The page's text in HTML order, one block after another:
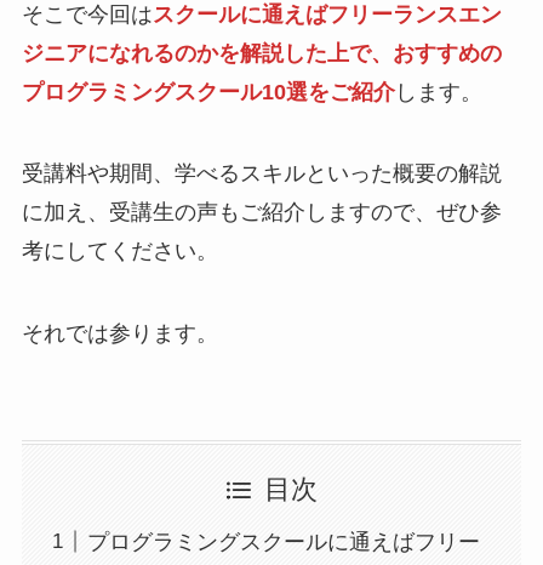
そこで今回はスクールに通えばフリーランスエン
ジニアになれるのかを解説した上で、おすすめの
プログラミングスクール10選をご紹介します。
受講料や期間、学べるスキルといった概要の解説
に加え、受講生の声もご紹介しますので、ぜひ参
考にしてください。
それでは参ります。
目次
プログラミングスクールに通えばフリー